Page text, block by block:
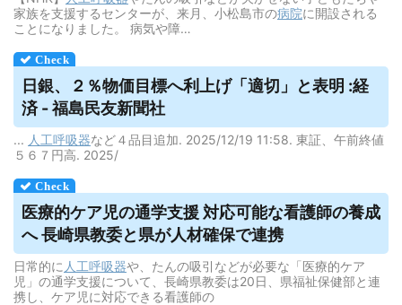
家族を支援するセンターが、来月、小松島市の病院に開設される
ことになりました。 病気や障…
日銀、２％物価目標へ利上げ「適切」と表明 :経
済 - 福島民友新聞社
... 人工呼吸器など４品目追加. 2025/12/19 11:58. 東証、午前終値
５６７円高. 2025/
医療的ケア児の通学支援 対応可能な看護師の養成
へ 長崎県教委と県が人材確保で連携
日常的に 人工呼吸器や、たんの吸引などが必要な「医療的ケア
児」の通学支援について、長崎県教委は20日、県福祉保健部と連
携し、ケア児に対応できる看護師の